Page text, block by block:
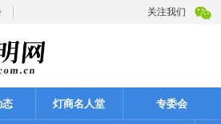
关注我们
态 灯商名人堂 专委会